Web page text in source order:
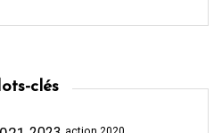
clés